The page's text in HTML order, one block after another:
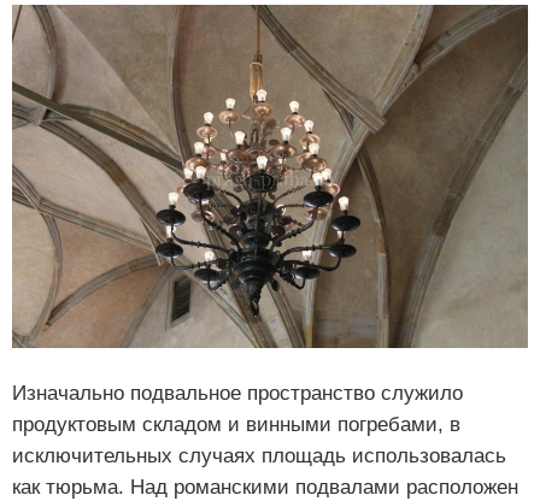
Изначально подвальное пространство служило
продуктовым складом и винными погребами, в
исключительных случаях площадь использовалась
как тюрьма. Над романскими подвалами расположен